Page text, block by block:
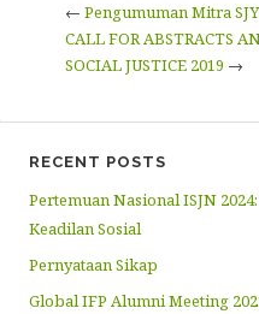
← Pengumuman Mitra
CALL FOR ABSTRACTS
SOCIAL JUSTICE 2019 →
RECENT POSTS
Pertemuan Nasional ISJN
Keadilan Sosial
Pernyataan Sikap
Global IFP Alumni Meeting